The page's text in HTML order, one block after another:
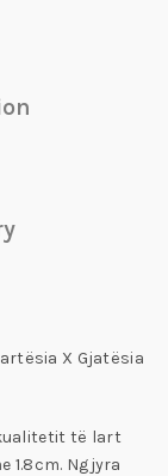
X Gjatësia
të lart
1.8cm. Ngjyra